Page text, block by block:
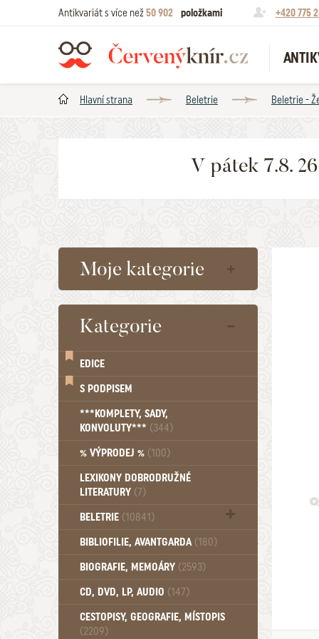
Antikvariát s více než50 902 položkami +420 775
Hlavní strana Beletrie Beletrie -
V pátek 7.8.
Moje kategorie
Kategorie
EDICE
S PODPISEM
***KOMPLETY, SADY,
KONVOLUTY*** (344)
% VÝPRODEJ % (100)
LEXIKONY DOBRODRUŽNÉ
LITERATURY (7)
BELETRIE (10841)
Beletrie - Historická (1388)
Beletrie - Povídky (1757)
Beletrie - Válečné romány (489)
Beletrie - Ženské a dívčí romány
(1522)
BIBLIOFILIE, AVANTGARDA (180)
BIOGRAFIE, MEMOÁRY (2593)
CD, DVD, LP, AUDIO (147)
CESTOPISY, GEOGRAFIE, MÍSTOPIS
(2209)